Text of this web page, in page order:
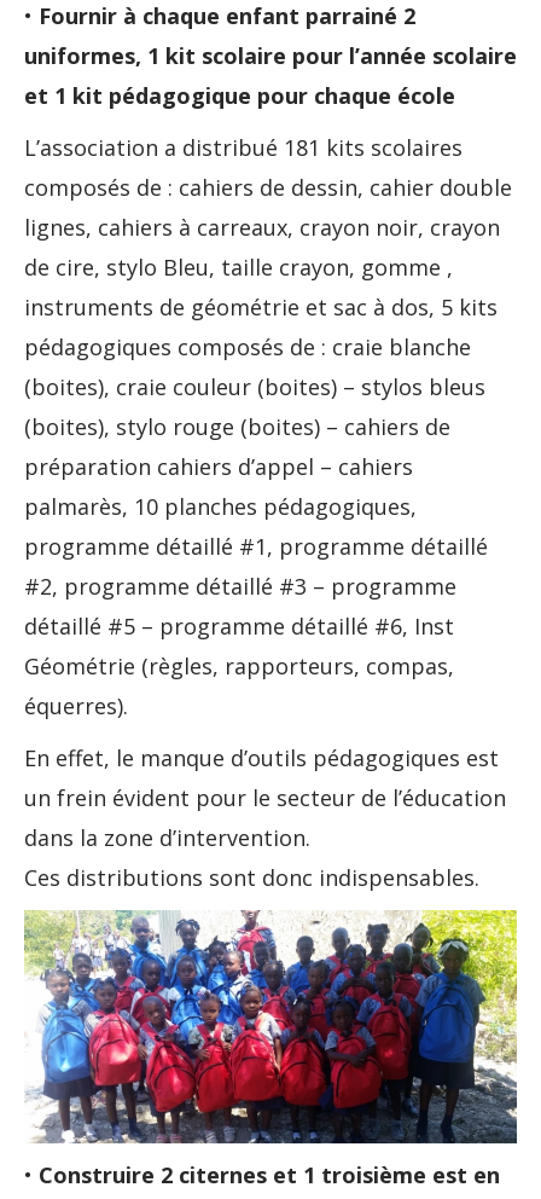
• Fournir à chaque enfant parrainé 2
uniformes, 1 kit scolaire pour l’année scolaire
et 1 kit pédagogique pour chaque école
L’association a distribué 181 kits scolaires
composés de : cahiers de dessin, cahier double
lignes, cahiers à carreaux, crayon noir, crayon
de cire, stylo Bleu, taille crayon, gomme ,
instruments de géométrie et sac à dos, 5 kits
pédagogiques composés de : craie blanche
(boites), craie couleur (boites) – stylos bleus
(boites), stylo rouge (boites) – cahiers de
préparation cahiers d’appel – cahiers
palmarès, 10 planches pédagogiques,
programme détaillé #1, programme détaillé
#2, programme détaillé #3 – programme
détaillé #5 – programme détaillé #6, Inst
Géométrie (règles, rapporteurs, compas,
équerres).
En effet, le manque d’outils pédagogiques est
un frein évident pour le secteur de l’éducation
dans la zone d’intervention.
Ces distributions sont donc indispensables.
• Construire 2 citernes et 1 troisième est en